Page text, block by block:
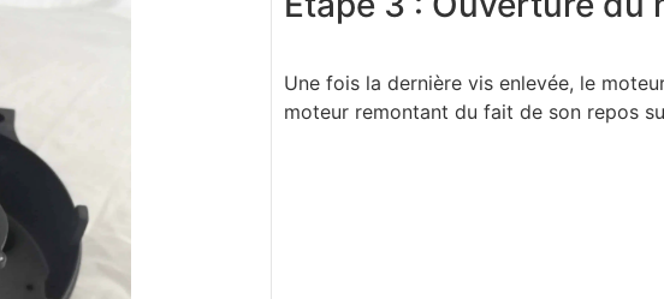
Une fois la dernière vis enlevée, le
moteur remontant du fait de son repos